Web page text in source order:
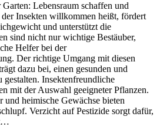
Lebensraum schaffen und
Insekten willkommen heißt, fördert
und unterstützt die
sind nicht nur wichtige Bestäuber,
Helfer bei der
Der richtige Umgang mit diesen
dazu bei, einen gesunden und
gestalten. Insektenfreundliche
mit der Auswahl geeigneter Pflanzen.
heimische Gewächse bieten
Verzicht auf Pestizide sorgt dafür,